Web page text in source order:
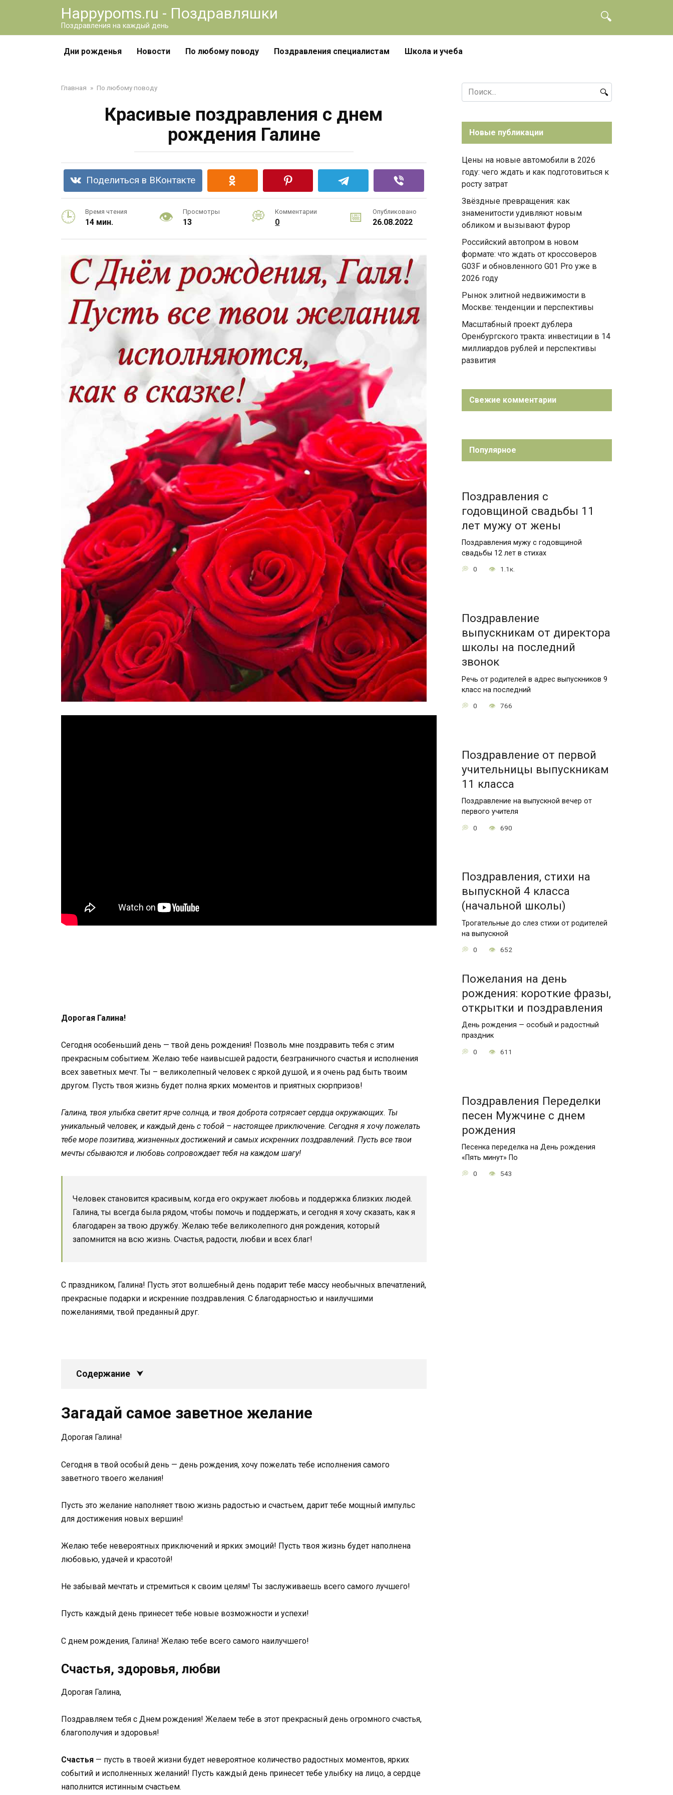
Happypoms.ru - Поздравляшки
Поздравления на каждый день
Дни рожденья Новости По любому поводу Поздравления специалистам Школа и учеба
Главная » По любому поводу
Красивые поздравления с днем
рождения Галине
Поделиться в ВКонтакте
Время чтения
14 мин.
Просмотры
13
Комментарии
0
Опубликовано
26.08.2022
Дорогая Галина!
Сегодня особеньший день — твой день рождения! Позволь мне поздравить тебя с этим
прекрасным событием. Желаю тебе наивысшей радости, безграничного счастья и исполнения
всех заветных мечт. Ты – великолепный человек с яркой душой, и я очень рад быть твоим
другом. Пусть твоя жизнь будет полна ярких моментов и приятных сюрпризов!
Галина, твоя улыбка светит ярче солнца, и твоя доброта сотрясает сердца окружающих. Ты
уникальный человек, и каждый день с тобой – настоящее приключение. Сегодня я хочу пожелать
тебе море позитива, жизненных достижений и самых искренних поздравлений. Пусть все твои
мечты сбываются и любовь сопровождает тебя на каждом шагу!
Человек становится красивым, когда его окружает любовь и поддержка близких людей.
Галина, ты всегда была рядом, чтобы помочь и поддержать, и сегодня я хочу сказать, как я
благодарен за твою дружбу. Желаю тебе великолепного дня рождения, который
запомнится на всю жизнь. Счастья, радости, любви и всех благ!
С праздником, Галина! Пусть этот волшебный день подарит тебе массу необычных впечатлений,
прекрасные подарки и искренние поздравления. С благодарностью и наилучшими
пожеланиями, твой преданный друг.
Содержание
Загадай самое заветное желание
Дорогая Галина!
Сегодня в твой особый день — день рождения, хочу пожелать тебе исполнения самого
заветного твоего желания!
Пусть это желание наполняет твою жизнь радостью и счастьем, дарит тебе мощный импульс
для достижения новых вершин!
Желаю тебе невероятных приключений и ярких эмоций! Пусть твоя жизнь будет наполнена
любовью, удачей и красотой!
Не забывай мечтать и стремиться к своим целям! Ты заслуживаешь всего самого лучшего!
Пусть каждый день принесет тебе новые возможности и успехи!
С днем рождения, Галина! Желаю тебе всего самого наилучшего!
Счастья, здоровья, любви
Дорогая Галина,
Поздравляем тебя с Днем рождения! Желаем тебе в этот прекрасный день огромного счастья,
благополучия и здоровья!
Счастья — пусть в твоей жизни будет невероятное количество радостных моментов, ярких
событий и исполненных желаний! Пусть каждый день принесет тебе улыбку на лицо, а сердце
наполнится истинным счастьем.
Search
for:
Новые публикации
Цены на новые автомобили в 2026
году: чего ждать и как подготовиться к
росту затрат
Звёздные превращения: как
знаменитости удивляют новым
обликом и вызывают фурор
Российский автопром в новом
формате: что ждать от кроссоверов
G03F и обновленного G01 Pro уже в
2026 году
Рынок элитной недвижимости в
Москве: тенденции и перспективы
Масштабный проект дублера
Оренбургского тракта: инвестиции в 14
миллиардов рублей и перспективы
развития
Свежие комментарии
Популярное
Поздравления с
годовщиной свадьбы 11
лет мужу от жены
Поздравления мужу с годовщиной
свадьбы 12 лет в стихах
0 1.1к.
Поздравление
выпускникам от директора
школы на последний
звонок
Речь от родителей в адрес выпускников 9
класс на последний
0 766
Поздравление от первой
учительницы выпускникам
11 класса
Поздравление на выпускной вечер от
первого учителя
0 690
Поздравления, стихи на
выпускной 4 класса
(начальной школы)
Трогательные до слез стихи от родителей
на выпускной
0 652
Пожелания на день
рождения: короткие фразы,
открытки и поздравления
День рождения — особый и радостный
праздник
0 611
Поздравления Переделки
песен Мужчине с днем
рождения
Песенка переделка на День рождения
«Пять минут» По
0 543